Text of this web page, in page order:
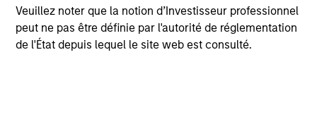
Veuillez noter que la notion d’Investisseur professionnel
peut ne pas être définie par l'autorité de réglementation
de l'État depuis lequel le site web est consulté.
opportunity materializes, there is a change in the
investment thesis, or valuation becomes excessive.